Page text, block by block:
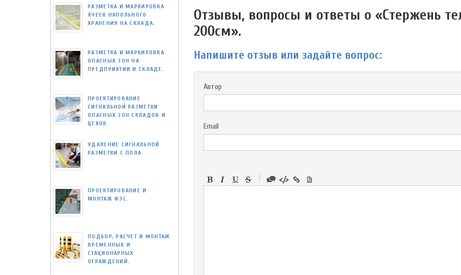
Отзывы, вопросы и ответы о «Стержень
200см».
Напишите отзыв или задайте вопрос:
Автор
Email
-
-
РАЗМЕТКА И МАРКИРОВКА
ЯЧЕЕК НАПОЛЬНОГО
ХРАНЕНИЯ НА СКЛАДА.
РАЗМЕТКА И МАРКИРОВКА
ОПАСНЫХ ЗОН НА
ПРЕДПРИЯТИИ И СКЛАДЕ.
ПРОЕКТИРОВАНИЕ
СИГНАЛЬНОЙ РАЗМЕТКИ
ОПАСНЫХ ЗОН СКЛАДОВ И
ЦЕХОВ.
УДАЛЕНИЕ СИГНАЛЬНОЙ
РАЗМЕТКИ С ПОЛА
ПРОЕКТИРОВАНИЕ И
МОНТАЖ ФЭС.
ПОДБОР, РАСЧЕТ И МОНТАЖ
ВРЕМЕННЫХ И
СТАЦИОНАРНЫХ
ОГРАЖДЕНИЙ.